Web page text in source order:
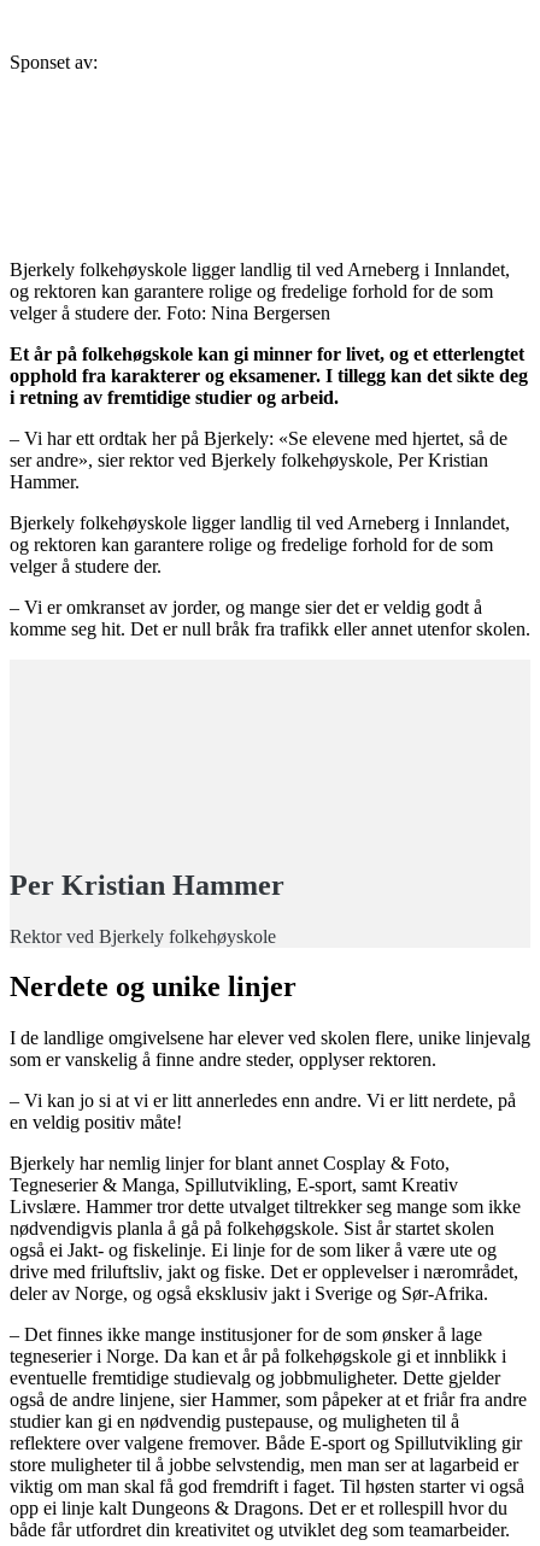
Sponset av:
Bjerkely folkehøyskole ligger landlig til ved Arneberg i Innlandet,
og rektoren kan garantere rolige og fredelige forhold for de som
velger å studere der. Foto: Nina Bergersen
Et år på folkehøgskole kan gi minner for livet, og et etterlengtet
opphold fra karakterer og eksamener. I tillegg kan det sikte deg
i retning av fremtidige studier og arbeid.
– Vi har ett ordtak her på Bjerkely: «Se elevene med hjertet, så de
ser andre», sier rektor ved Bjerkely folkehøyskole, Per Kristian
Hammer.
Bjerkely folkehøyskole ligger landlig til ved Arneberg i Innlandet,
og rektoren kan garantere rolige og fredelige forhold for de som
velger å studere der.
– Vi er omkranset av jorder, og mange sier det er veldig godt å
komme seg hit. Det er null bråk fra trafikk eller annet utenfor skolen.
Per Kristian Hammer
Rektor ved Bjerkely folkehøyskole
Nerdete og unike linjer
I de landlige omgivelsene har elever ved skolen flere, unike linjevalg
som er vanskelig å finne andre steder, opplyser rektoren.
– Vi kan jo si at vi er litt annerledes enn andre. Vi er litt nerdete, på
en veldig positiv måte!
Bjerkely har nemlig linjer for blant annet Cosplay & Foto,
Tegneserier & Manga, Spillutvikling, E-sport, samt Kreativ
Livslære. Hammer tror dette utvalget tiltrekker seg mange som ikke
nødvendigvis planla å gå på folkehøgskole. Sist år startet skolen
også ei Jakt- og fiskelinje. Ei linje for de som liker å være ute og
drive med friluftsliv, jakt og fiske. Det er opplevelser i nærområdet,
deler av Norge, og også eksklusiv jakt i Sverige og Sør-Afrika.
– Det finnes ikke mange institusjoner for de som ønsker å lage
tegneserier i Norge. Da kan et år på folkehøgskole gi et innblikk i
eventuelle fremtidige studievalg og jobbmuligheter. Dette gjelder
også de andre linjene, sier Hammer, som påpeker at et friår fra andre
studier kan gi en nødvendig pustepause, og muligheten til å
reflektere over valgene fremover. Både E-sport og Spillutvikling gir
store muligheter til å jobbe selvstendig, men man ser at lagarbeid er
viktig om man skal få god fremdrift i faget. Til høsten starter vi også
opp ei linje kalt Dungeons & Dragons. Det er et rollespill hvor du
både får utfordret din kreativitet og utviklet deg som teamarbeider.